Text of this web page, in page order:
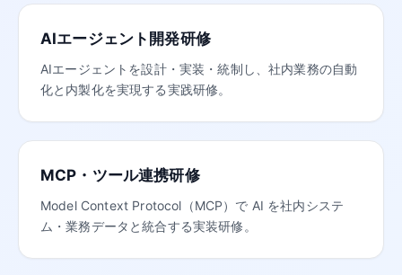
AIエージェント開発研修
AIエージェントを設計・実装・統制し、社内業務の自動
化と内製化を実現する実践研修。
MCP・ツール連携研修
Model Context Protocol（MCP）で AI を社内システ
ム・業務データと統合する実装研修。